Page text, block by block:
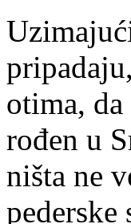
otima,
rođen u
ništa ne
pederske